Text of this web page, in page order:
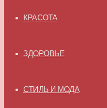
КРАСОТА
ЗДОРОВЬЕ
СТИЛЬ И МОДА